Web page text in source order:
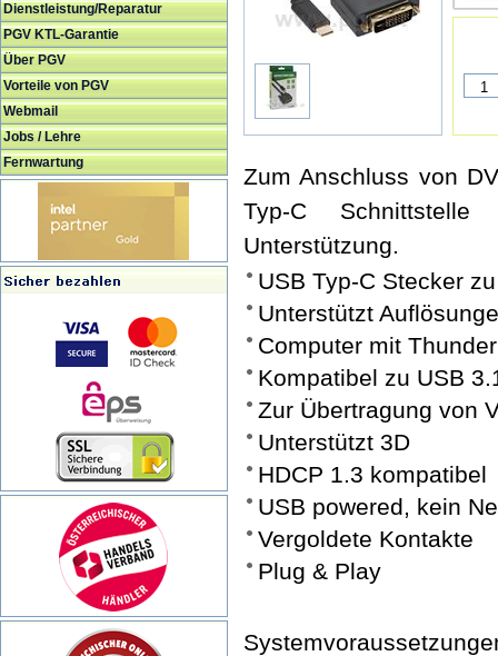
Dienstleistung/Reparatur
PGV KTL-Garantie
Über PGV
Vorteile von PGV
Webmail
Jobs / Lehre
Fernwartung
Zum Anschluss von
Typ-C
Unterstützung.
USB Typ-C Stecker
Unterstützt
Computer mit
Kompatibel zu USB
Zur Übertragung von
Unterstützt 3D
HDCP 1.3 kompatibel
USB powered, kein
Vergoldete Kontakte
Plug & Play